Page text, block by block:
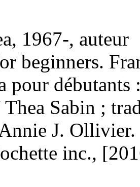
1967-, auteur
beginners.
pour
Thea Sabin ;
J.
inc.,